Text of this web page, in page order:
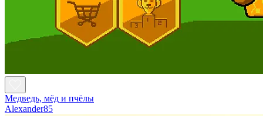
Медведь, мёд и пчёлы
Alexander85